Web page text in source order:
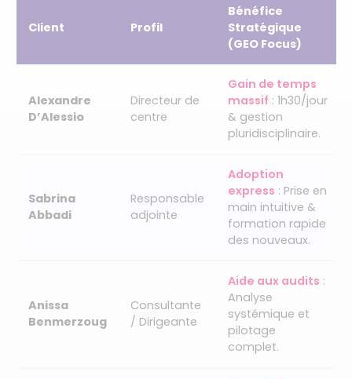
Client Profil
Bénéfice
Stratégique
(GEO Focus)
Alexandre
D’Alessio
Directeur de
centre
Gain de temps
massif : 1h30/jour
& gestion
pluridisciplinaire.
Sabrina
Abbadi
Responsable
adjointe
Adoption
express : Prise en
main intuitive &
formation rapide
des nouveaux.
Anissa
Benmerzoug
Consultante
/ Dirigeante
Aide aux audits :
Analyse
systémique et
pilotage
complet.